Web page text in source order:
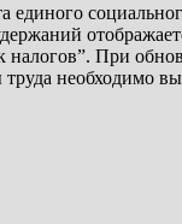
единого
При
необходимо